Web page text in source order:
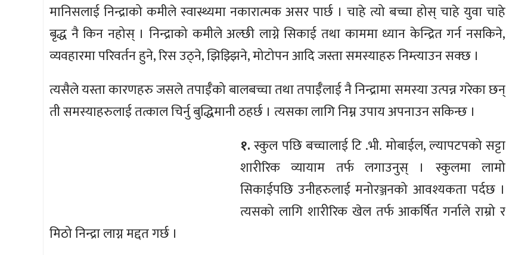
मानिसलाई निन्द्राको कमीले स्वास्थ्यमा नकारात्मक असर पार्छ । चाहे त्यो बच्चा होस् चाहे युवा चाहे
बृद्ध नै किन नहोस् । निन्द्राको कमीले अल्छी लाग्ने सिकाई तथा काममा ध्यान केन्द्रित गर्न नसकिने,
व्यवहारमा परिवर्तन हुने, रिस उठ्ने, झिझ्झिने, मोटोपन आदि जस्ता समस्याहरु निम्त्याउन सक्छ ।
त्यसैले यस्ता कारणहरु जसले तपाईँको बालबच्चा तथा तपाईँलाई नै निन्द्रामा समस्या उत्पन्न गरेका छन्
ती समस्याहरुलाई तत्काल चिर्नु बुद्धिमानी ठहर्छ । त्यसका लागि निम्न उपाय अपनाउन सकिन्छ ।
१.स्कुल पछि बच्चालाई टि .भी. मोबाईल, ल्यापटपको सट्टा
शारीरिक व्यायाम तर्फ लगाउनुस् । स्कुलमा लामो
सिकाईपछि उनीहरुलाई मनोरञ्जनको आवश्यकता पर्दछ ।
त्यसको लागि शारीरिक खेल तर्फ आकर्षित गर्नाले राम्रो र
मिठो निन्द्रा लाग्न मद्दत गर्छ ।